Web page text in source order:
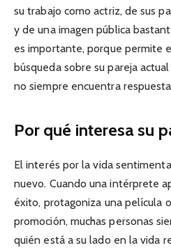
su trabajo como actriz, de sus
y de una imagen pública
es importante, porque permite
búsqueda sobre su pareja
no siempre encuentra
Por qué interesa su
El interés por la vida
nuevo. Cuando una intérprete
éxito, protagoniza una película
promoción, muchas personas
quién está a su lado en la vida